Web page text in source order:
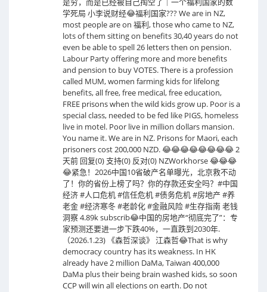
学死局 小李说财经😂福利国家??? We are in NZ,
most people are on 福利, those who came to NZ,
lots of them sitting on benefits 30,40 years do not
even be able to spell 26 letters then on pension.
Labour Party offering more and more benefits
and pension to buy VOTES. There is a profession
called MUM, women farming kids for lifelong
benefits, all free, free medical, free education,
FREE prisons when the wild kids grow up. Poor is a
special class, needed to be fed like PIGS, homeless
live in motel. Poor live in million dollars mansion.
You name it. We are in NZ. Prisons for Maori, each
prisoners cost 200,000 NZD. 😂😂😂😂😂😂😂😂 2
天前 回复(0) 支持(0) 反对(0) NZWorkhorse 😂😂😂
😂紧急！2026中国10省破产名单曝光，北京救不动
了！你的省份上榜了吗？你的存款还安全吗？#中国
经济 #人口危机 #信任危机 #债务危机 #房地产 #养
老金 #经济寒冬 #老龄化 #金融风险 #生存指南 老钱
洞察 4.89k subscrib😂中国的房地产“彻底完了”：专
家预测还要进一步下跌40%，一直跌到2030年.
（2026.1.23) 《森哲深谈》 江森哲😂That is why
democracy country has its weakness. In HK
already have 2 million DaMa, Taiwan 400,000
DaMa plus their being brain washed kids, so soon
CCP will win all elections on earth. Do not